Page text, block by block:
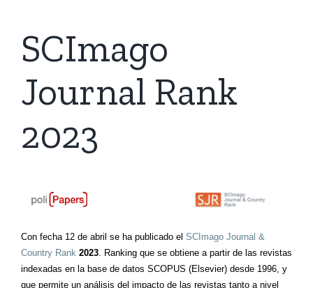
SCImago
Journal Rank
2023
Con fecha 12 de abril se ha publicado el SCImago Journal &
Country Rank 2023. Ranking que se obtiene a partir de las revistas
indexadas en la base de datos SCOPUS (Elsevier) desde 1996, y
que permite un análisis del impacto de las revistas tanto a nivel